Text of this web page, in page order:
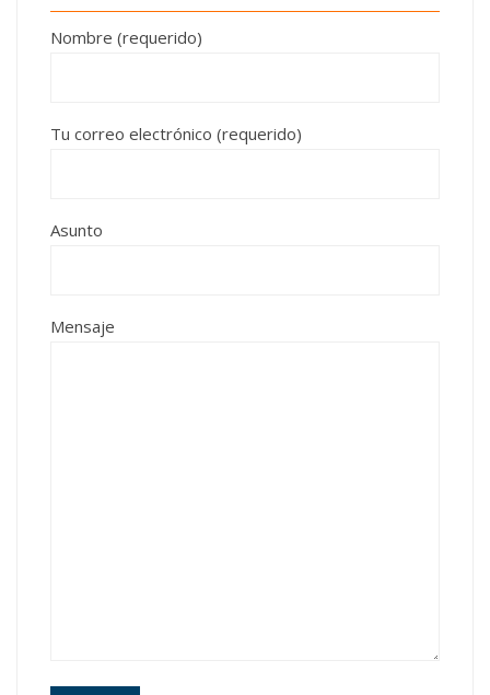
Nombre (requerido)
Tu correo electrónico (requerido)
Asunto
Mensaje